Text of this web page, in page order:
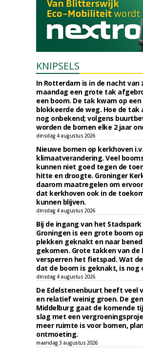
KNIPSELS
In Rotterdam is in de nacht van
maandag een grote tak
een boom. De tak kwam op
blokkeerde de weg. Hoe de tak
nog onbekend; volgens
worden de bomen elke 2 jaar
dinsdag 4 augustus 2026
Nieuwe bomen op kerkhoven
klimaatverandering. Veel
kunnen niet goed tegen de
hitte en droogte. Groninger
daarom maatregelen om
dat kerkhoven ook in de
kunnen blijven.
dinsdag 4 augustus 2026
Bij de ingang van het Stadspark
Groningen is een grote boom
plekken geknakt en naar
gekomen. Grote takken van de
versperren het fietspad. Wat
dat de boom is geknakt, is nog
dinsdag 4 augustus 2026
De Edelstenenbuurt heeft veel
en relatief weinig groen. De
Middelburg gaat de komende
slag met een
meer ruimte is voor bomen,
ontmoeting.
maandag 3 augustus 2026